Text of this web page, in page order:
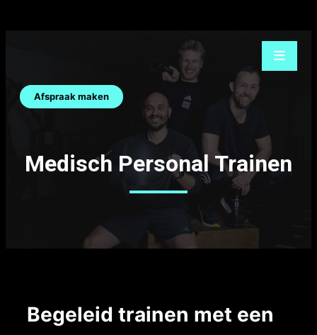
Afspraak maken
Medisch Personal Trainen
Begeleid trainen met een